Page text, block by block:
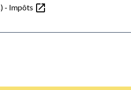
- Impôts open_in_new